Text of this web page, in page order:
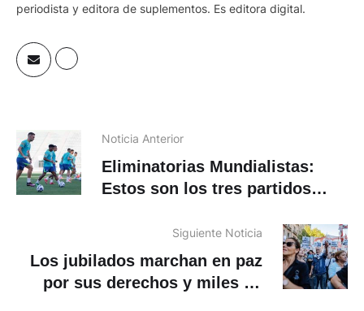
periodista y editora de suplementos. Es editora digital.
Noticia Anterior
Eliminatorias Mundialistas:
Estos son los tres partidos
Siguiente Noticia
Los jubilados marchan en paz
por sus derechos y miles de